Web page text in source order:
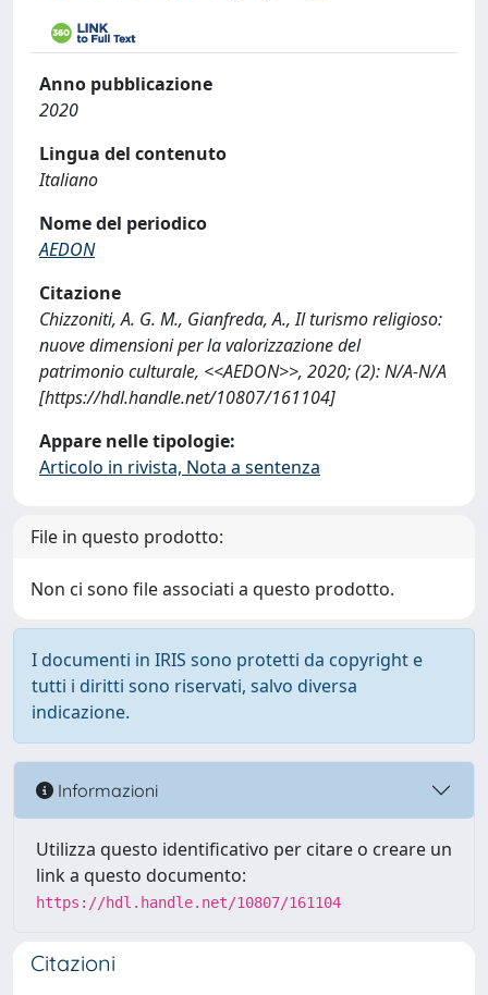
Anno pubblicazione
2020
Lingua del contenuto
Italiano
Nome del periodico
AEDON
Citazione
Chizzoniti, A. G. M., Gianfreda, A., Il turismo religioso:
nuove dimensioni per la valorizzazione del
patrimonio culturale, <<AEDON>>, 2020; (2): N/A-N/A
[https://hdl.handle.net/10807/161104]
Appare nelle tipologie:
Articolo in rivista, Nota a sentenza
File in questo prodotto:
Non ci sono file associati a questo prodotto.
I documenti in IRIS sono protetti da copyright e
tutti i diritti sono riservati, salvo diversa
indicazione.
Informazioni
Utilizza questo identificativo per citare o creare un
link a questo documento:
https://hdl.handle.net/10807/161104
Citazioni